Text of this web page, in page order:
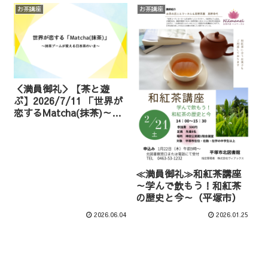
お茶講座
＜満員御礼＞【茶と遊
ぶ】2026/7/11 「世界が
恋するMatcha(抹茶)～抹
2026.06.04
お茶講座
≪満員御礼≫和紅茶講座
～学んで飲もう！和紅茶
の歴史と今～（平塚市）
2026.01.25